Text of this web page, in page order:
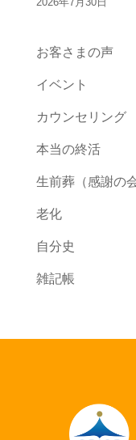
お客さまの声
イベント
カウンセリング
本当の終活
生前葬（感謝の会
老化
自分史
雑記帳